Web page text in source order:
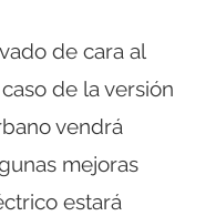
de cara al
de la versión
vendrá
mejoras
estará